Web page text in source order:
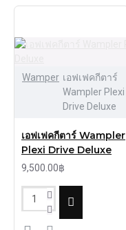
Wamper เอฟเฟคกีตาร์
Wampler Plexi
Drive Deluxe
เอฟเฟคกีตาร์ Wampler
Plexi Drive Deluxe
9,500.00฿